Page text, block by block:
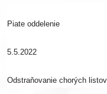
Piate oddelenie
5.5.2022
Odstraňovanie chorých